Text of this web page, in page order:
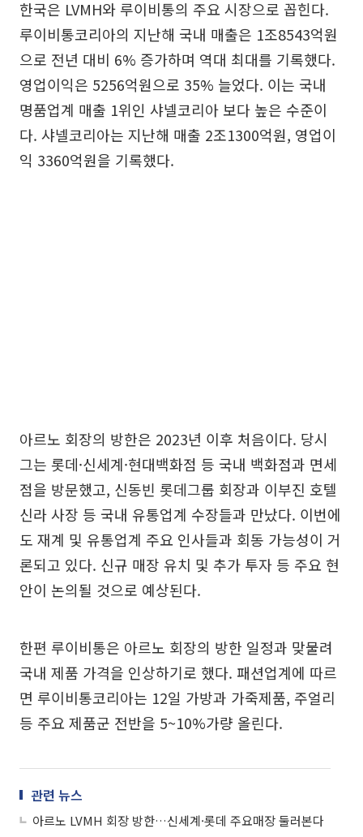
한국은 LVMH와 루이비통의 주요 시장으로 꼽힌다.
루이비통코리아의 지난해 국내 매출은 1조8543억원
으로 전년 대비 6% 증가하며 역대 최대를 기록했다.
영업이익은 5256억원으로 35% 늘었다. 이는 국내
명품업계 매출 1위인 샤넬코리아 보다 높은 수준이
다. 샤넬코리아는 지난해 매출 2조1300억원, 영업이
익 3360억원을 기록했다.
아르노 회장의 방한은 2023년 이후 처음이다. 당시
그는 롯데·신세계·현대백화점 등 국내 백화점과 면세
점을 방문했고, 신동빈 롯데그룹 회장과 이부진 호텔
신라 사장 등 국내 유통업계 수장들과 만났다. 이번에
도 재계 및 유통업계 주요 인사들과 회동 가능성이 거
론되고 있다. 신규 매장 유치 및 추가 투자 등 주요 현
안이 논의될 것으로 예상된다.
한편 루이비통은 아르노 회장의 방한 일정과 맞물려
국내 제품 가격을 인상하기로 했다. 패션업계에 따르
면 루이비통코리아는 12일 가방과 가죽제품, 주얼리
등 주요 제품군 전반을 5~10%가량 올린다.
관련 뉴스
아르노 LVMH 회장 방한…신세계·롯데 주요매장 둘러본다